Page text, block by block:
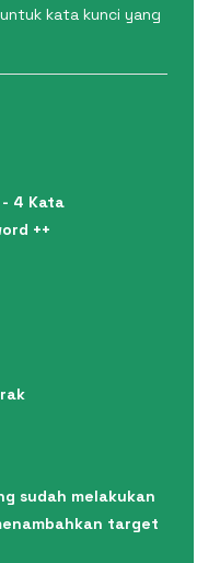
kata kunci yang
4 Kata
++
sudah melakukan
target